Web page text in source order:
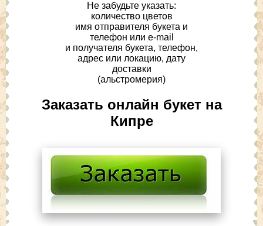
Не забудьте указать:
количество цветов
имя отправителя букета и
телефон или e-mail
и получателя букета, телефон,
адрес или локацию, дату
доставки
(альстромерия)
Заказать онлайн букет на
Кипре